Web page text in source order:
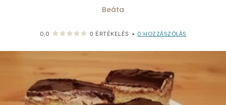
Beáta
0,0 0 ÉRTÉKELÉS • 0 HOZZÁSZÓLÁS